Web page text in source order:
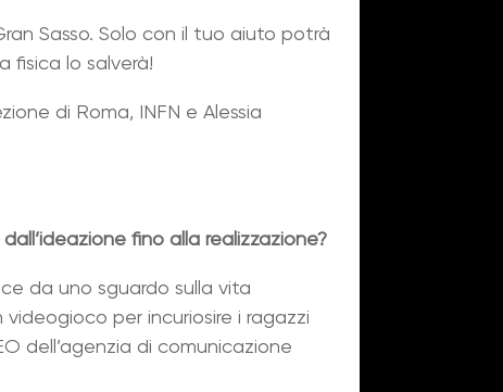
Sasso. Solo con il tuo aiuto potrà
fisica lo salverà!
di Roma, INFN e Alessia
fino alla realizzazione?
da uno sguardo sulla vita
per incuriosire i ragazzi
dell’agenzia di comunicazione